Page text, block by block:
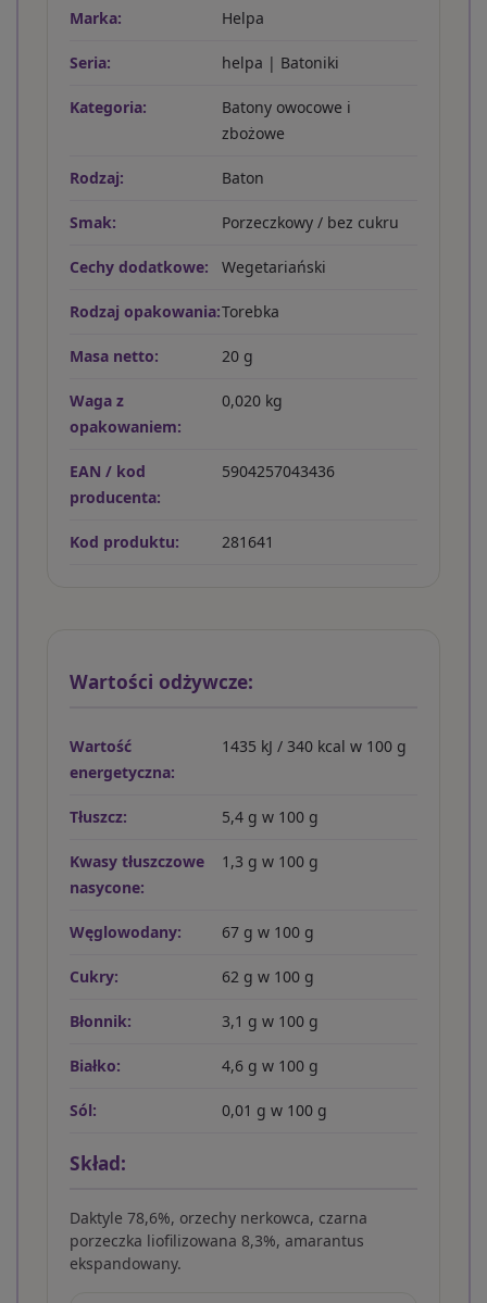
Marka: Helpa
Seria: helpa | Batoniki
Kategoria:
Batony owocowe i
zbożowe
Rodzaj: Baton
Smak: Porzeczkowy / bez cukru
Cechy dodatkowe: Wegetariański
Rodzaj opakowania:Torebka
Masa netto: 20 g
Waga z
opakowaniem:
0,020 kg
EAN / kod
producenta:
5904257043436
Kod produktu: 281641
Wartości odżywcze:
Wartość
energetyczna:
1435 kJ / 340 kcal w 100 g
Tłuszcz: 5,4 g w 100 g
Kwasy tłuszczowe
nasycone:
1,3 g w 100 g
Węglowodany: 67 g w 100 g
Cukry: 62 g w 100 g
Błonnik: 3,1 g w 100 g
Białko: 4,6 g w 100 g
Sól: 0,01 g w 100 g
Skład:
Daktyle 78,6%, orzechy nerkowca, czarna
porzeczka liofilizowana 8,3%, amarantus
ekspandowany.